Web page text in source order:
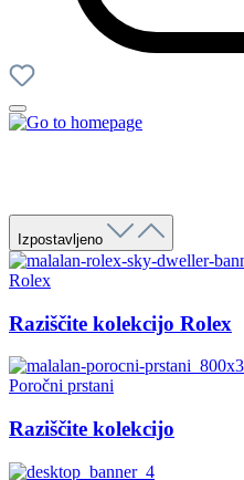
Izpostavljeno
Rolex
Raziščite kolekcijo Rolex
Poročni prstani
Raziščite kolekcijo